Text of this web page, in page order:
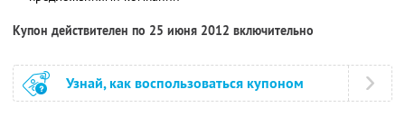
Купон действителен по 25 июня 2012 включительно
Узнай, как воспользоваться купоном